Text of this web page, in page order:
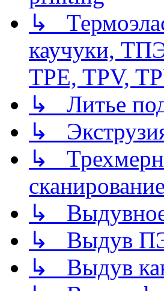
↳
каучуки,
TPE, TPV,
↳ Литье
↳
↳
↳
↳ Выдув
↳ Выдув